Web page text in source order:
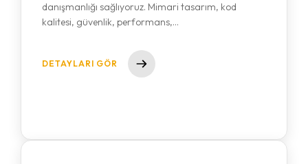
danışmanlığı sağlıyoruz. Mimari tasarım, kod
kalitesi, güvenlik, performans,…
DETAYLARI GÖR